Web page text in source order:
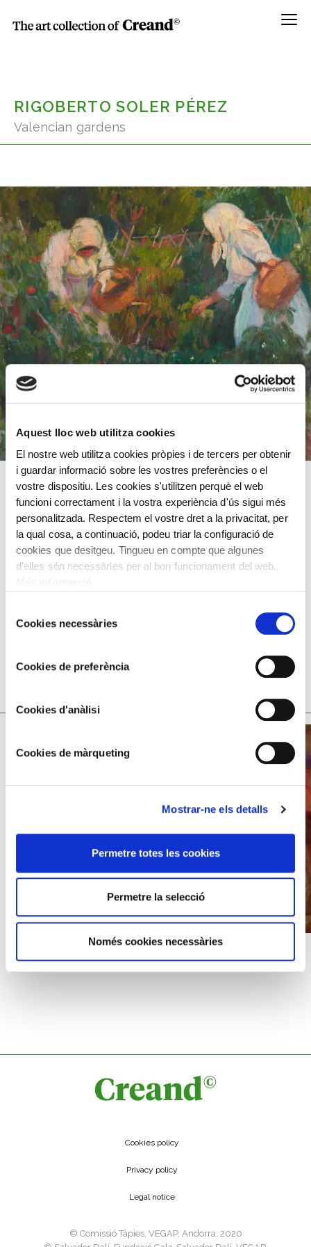
Aquest lloc web utilitza cookies
El nostre web utilitza cookies pròpies i de tercers per obtenir
i guardar informació sobre les vostres preferències o el
vostre dispositiu. Les cookies s'utilitzen perquè el web
funcioni correctament i la vostra experiència d'ús sigui més
personalitzada. Respectem el vostre dret a la privacitat, per
la qual cosa, a continuació, podeu triar la configuració de
cookies que desitgeu. Tingueu en compte que algunes
d'elles són necessàries per al bon funcionament del web.
deCookies necessàries
Cookies de preferència
Cookies d'anàlisi
Cookies de màrqueting
Mostrar-ne els detalls
Permetre totes les cookies
Permetre la selecció
Només cookies necessàries
Menú
RIGOBERTO SOLER PÉREZ
Valencian gardens
Year 1918
Oil on canvas
75x86 cm.
Rigoberto Soler Pérez,1896 - 1968
YOU MIGHT ALSO BE INTERESTED
LLUÍS MASRIERA ROSÉS
Female figure
Cookies policy
Privacy policy
Legal notice
©️ Comissió Tàpies, VEGAP, Andorra, 2020